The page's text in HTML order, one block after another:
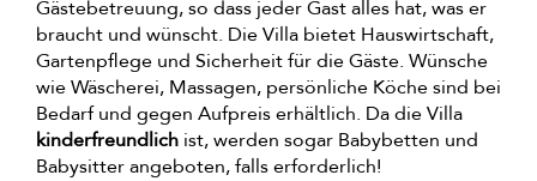
Gästebetreuung, so dass jeder Gast alles hat, was er
braucht und wünscht. Die Villa bietet Hauswirtschaft,
Gartenpflege und Sicherheit für die Gäste. Wünsche
wie Wäscherei, Massagen, persönliche Köche sind bei
Bedarf und gegen Aufpreis erhältlich. Da die Villa
kinderfreundlich ist, werden sogar Babybetten und
Babysitter angeboten, falls erforderlich!